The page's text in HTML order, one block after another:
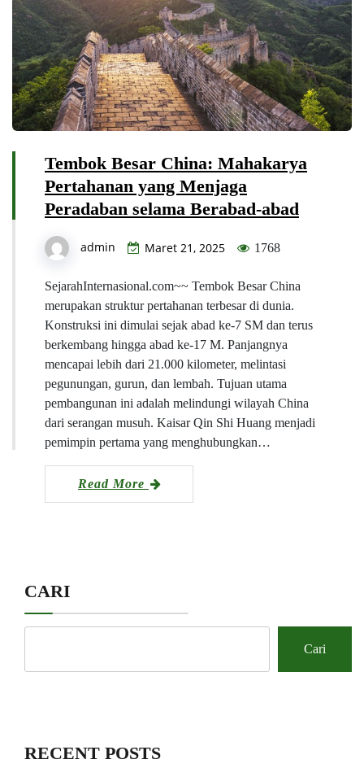
Tembok Besar China: Mahakarya
Pertahanan yang Menjaga
Peradaban selama Berabad-abad
admin Maret 21, 2025 1768
SejarahInternasional.com~~ Tembok Besar China
merupakan struktur pertahanan terbesar di dunia.
Konstruksi ini dimulai sejak abad ke-7 SM dan terus
berkembang hingga abad ke-17 M. Panjangnya
mencapai lebih dari 21.000 kilometer, melintasi
pegunungan, gurun, dan lembah. Tujuan utama
pembangunan ini adalah melindungi wilayah China
dari serangan musuh. Kaisar Qin Shi Huang menjadi
pemimpin pertama yang menghubungkan…
Read More
CARI
Cari
RECENT POSTS